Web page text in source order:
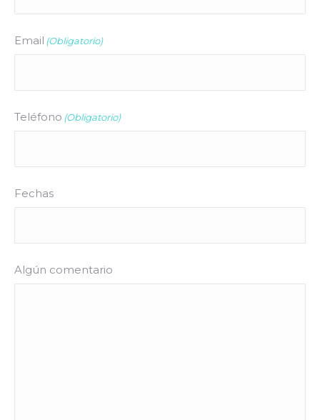
Email (Obligatorio)
Teléfono (Obligatorio)
Fechas
Algún comentario